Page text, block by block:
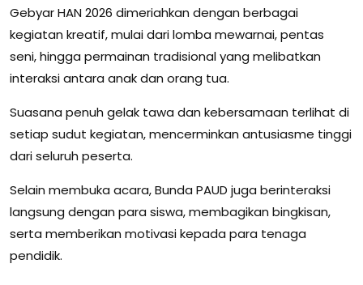
Gebyar HAN 2026 dimeriahkan dengan berbagai
kegiatan kreatif, mulai dari lomba mewarnai, pentas
seni, hingga permainan tradisional yang melibatkan
interaksi antara anak dan orang tua.
Suasana penuh gelak tawa dan kebersamaan terlihat di
setiap sudut kegiatan, mencerminkan antusiasme tinggi
dari seluruh peserta.
Selain membuka acara, Bunda PAUD juga berinteraksi
langsung dengan para siswa, membagikan bingkisan,
serta memberikan motivasi kepada para tenaga
pendidik.